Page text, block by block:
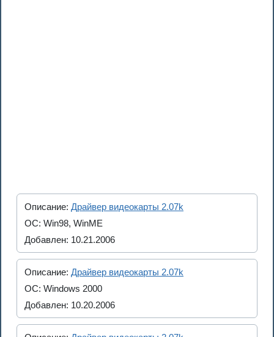
Описание: Драйвер видеокарты 2.07k
ОС: Win98, WinME
Добавлен: 10.21.2006
Описание: Драйвер видеокарты 2.07k
ОС: Windows 2000
Добавлен: 10.20.2006